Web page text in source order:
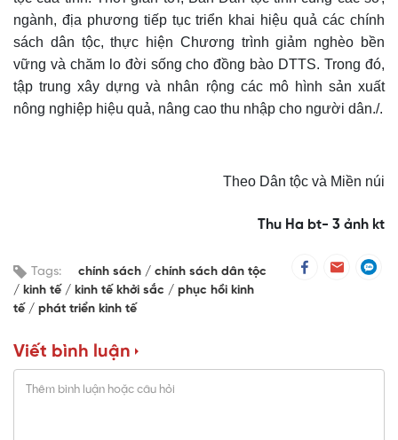
ngành, địa phương tiếp tục triển khai hiệu quả các chính
sách dân tộc, thực hiện Chương trình giảm nghèo bền
vững và chăm lo đời sống cho đồng bào DTTS. Trong đó,
tập trung xây dựng và nhân rộng các mô hình sản xuất
nông nghiệp hiệu quả, nâng cao thu nhập cho người dân./.
Theo Dân tộc và Miền núi
Thu Ha bt- 3 ảnh kt
Tags: chính sách
chính sách dân tộc
kinh tế
kinh tế khởi sắc
phục hồi kinh
tế
phát triển kinh tế
Viết bình luận